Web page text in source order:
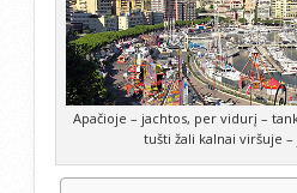
Apačioje – jachtos, per vidurį –
tušti žali kalnai viršuje